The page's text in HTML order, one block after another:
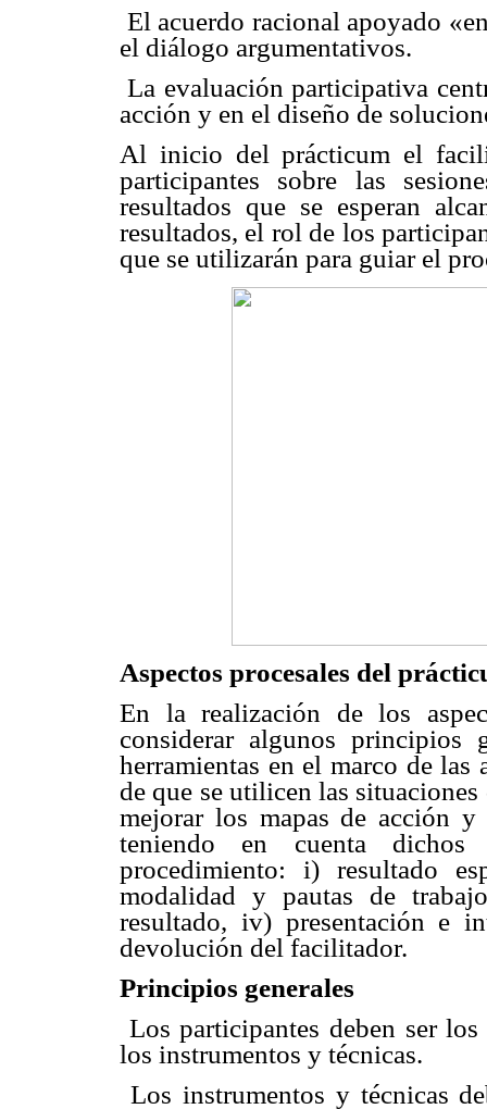
 El acuerdo racional apoyado
el diálogo argumentativos.
 La evaluación participativa
acción y en el diseño de
Al inicio del prácticum el
participantes sobre las
resultados que se esperan
resultados, el rol de los
que se utilizarán para guiar el
Aspectos procesales del
En la realización de los
considerar algunos principios
herramientas en el marco de
de que se utilicen las
mejorar los mapas de acción y
teniendo en cuenta
procedimiento: i) resultado
modalidad y pautas de
resultado, iv) presentación e
devolución del facilitador.
Principios generales
 Los participantes deben ser
los instrumentos y técnicas.
 Los instrumentos y técnicas